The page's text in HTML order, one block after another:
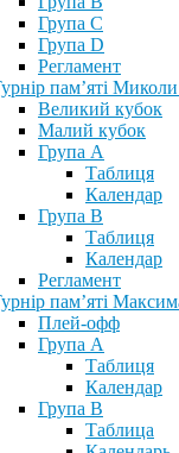
Група С
Група D
Регламент
пам’яті
Великий кубок
Малий кубок
Група А
Таблиця
Календар
Група В
Таблиця
Календар
Регламент
пам’яті
Плей-офф
Група А
Таблиця
Календар
Група В
Таблица